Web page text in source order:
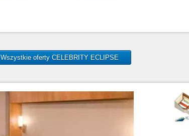
Wszystkie oferty CELEBRITY ECLIPSE